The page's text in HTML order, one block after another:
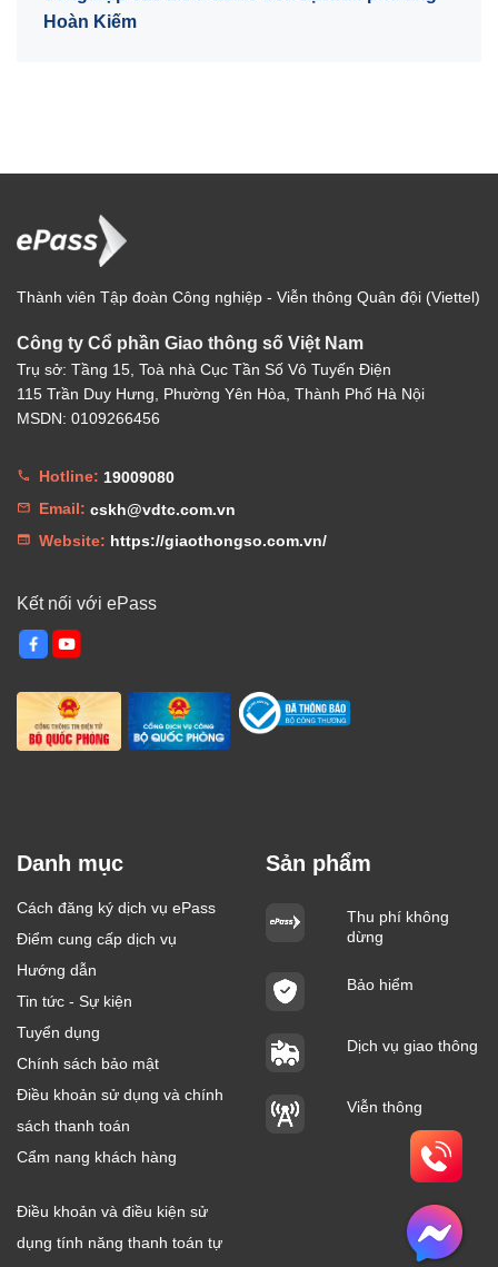
Hoàn Kiếm
Thành viên Tập đoàn Công nghiệp - Viễn thông Quân đội (Viettel)
Công ty Cổ phần Giao thông số Việt Nam
Trụ sở: Tầng 15, Toà nhà Cục Tần Số Vô Tuyến Điện
115 Trần Duy Hưng, Phường Yên Hòa, Thành Phố Hà Nội
MSDN: 0109266456
Hotline: 19009080
Email: cskh@vdtc.com.vn
Website: https://giaothongso.com.vn/
Kết nối với ePass
Danh mục
Cách đăng ký dịch vụ ePass
Điểm cung cấp dịch vụ
Hướng dẫn
Tin tức - Sự kiện
Tuyển dụng
Chính sách bảo mật
Điều khoản sử dụng và chính
sách thanh toán
Cẩm nang khách hàng
Điều khoản và điều kiện sử
dụng tính năng thanh toán tự
Sản phẩm
Thu phí không
dừng
Bảo hiểm
Dịch vụ giao thông
Viễn thông